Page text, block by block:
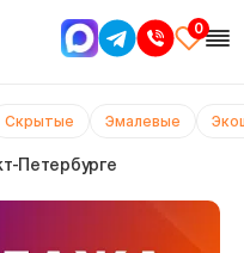
0
Скрытые Эмалевые
Петербурге